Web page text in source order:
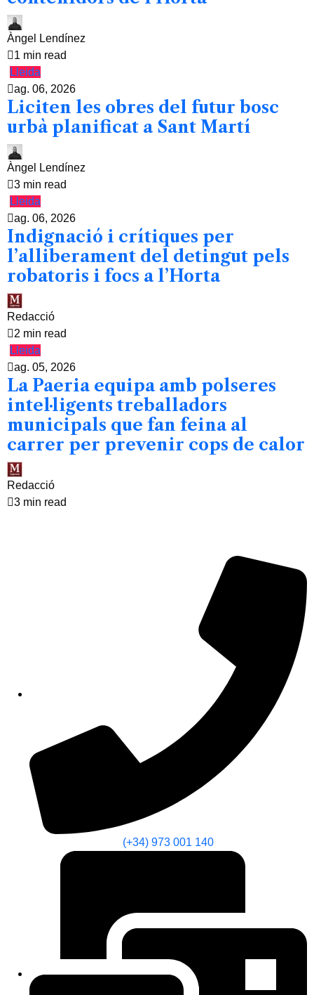
Àngel Lendínez
1 min read
Lleida
ag. 06, 2026
Liciten les obres del futur bosc
urbà planificat a Sant Martí
Àngel Lendínez
3 min read
Lleida
ag. 06, 2026
Indignació i crítiques per
l’alliberament del detingut pels
robatoris i focs a l’Horta
Redacció
2 min read
Lleida
ag. 05, 2026
La Paeria equipa amb polseres
intel·ligents treballadors
municipals que fan feina al
carrer per prevenir cops de calor
Redacció
3 min read
(+34) 973 001 140